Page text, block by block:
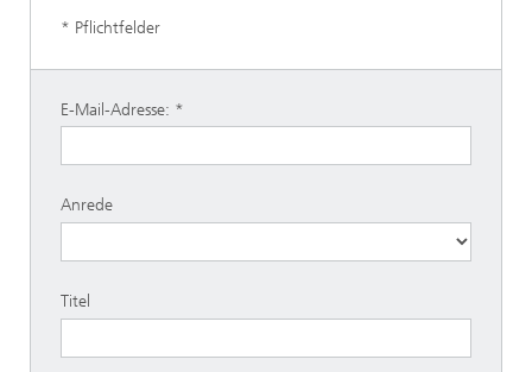
* Pflichtfelder
E-Mail-Adresse:
Anrede
Titel